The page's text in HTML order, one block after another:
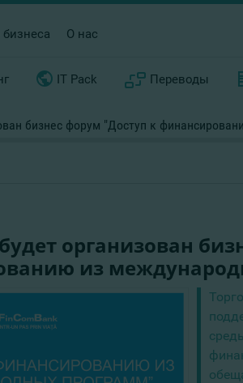
О нас
IT Pack Переводы
бизнес форум "Доступ к
организован
из